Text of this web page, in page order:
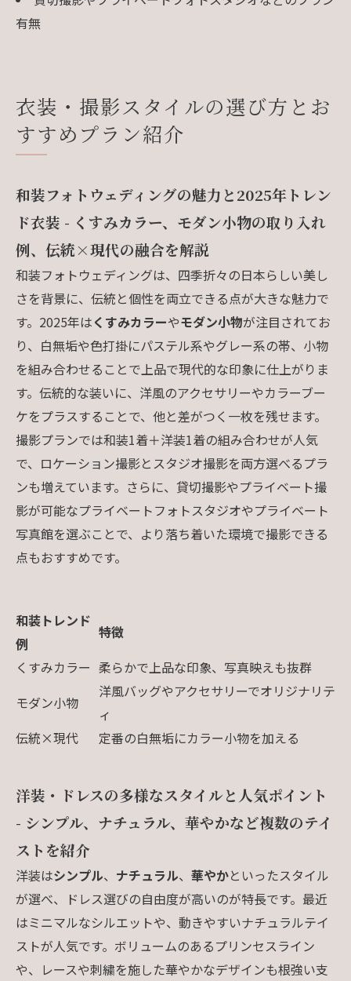
有無
衣装・撮影スタイルの選び方とお
すすめプラン紹介
和装フォトウェディングの魅力と2025年トレン
ド衣装 - くすみカラー、モダン小物の取り入れ
例、伝統×現代の融合を解説
和装フォトウェディングは、四季折々の日本らしい美し
さを背景に、伝統と個性を両立できる点が大きな魅力で
す。2025年はくすみカラーやモダン小物が注目されてお
り、白無垢や色打掛にパステル系やグレー系の帯、小物
を組み合わせることで上品で現代的な印象に仕上がりま
す。伝統的な装いに、洋風のアクセサリーやカラーブー
ケをプラスすることで、他と差がつく一枚を残せます。
撮影プランでは和装1着＋洋装1着の組み合わせが人気
で、ロケーション撮影とスタジオ撮影を両方選べるプラ
ンも増えています。さらに、貸切撮影やプライベート撮
影が可能なプライベートフォトスタジオやプライベート
写真館を選ぶことで、より落ち着いた環境で撮影できる
点もおすすめです。
和装トレンド
例
特徴
くすみカラー 柔らかで上品な印象、写真映えも抜群
モダン小物
洋風バッグやアクセサリーでオリジナリテ
ィ
伝統×現代
定番の白無垢にカラー小物を加える
洋装・ドレスの多様なスタイルと人気ポイント
- シンプル、ナチュラル、華やかなど複数のテイ
ストを紹介
洋装はシンプル、 ナチュラル、 華やかといったスタイル
が選べ、ドレス選びの自由度が高いのが特長です。最近
はミニマルなシルエットや、動きやすいナチュラルテイ
ストが人気です。ボリュームのあるプリンセスライン
や、レースや刺繍を施した華やかなデザインも根強い支